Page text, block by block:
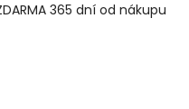
365 dní od nákupu